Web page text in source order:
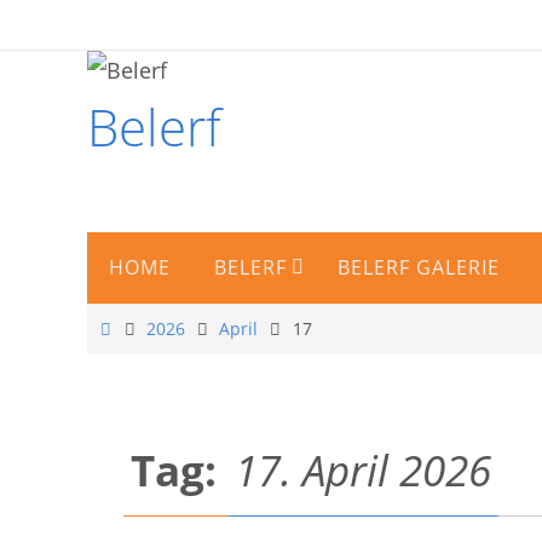
Belerf
Inhalt
springen
HOME BELERF BELERF GALERIE
Start2026 April 17
Tag: 17. April 2026